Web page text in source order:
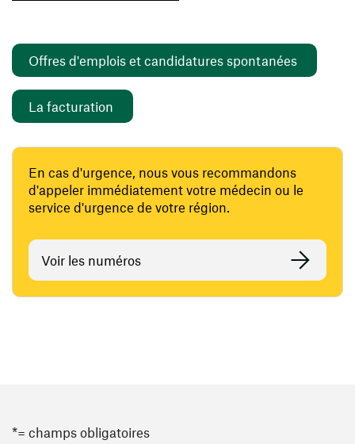
Offres d'emplois et candidatures spontanées
La facturation
En cas d'urgence, nous vous recommandons
d'appeler immédiatement votre médecin ou le
service d'urgence de votre région.
Voir les numéros
*= champs obligatoires